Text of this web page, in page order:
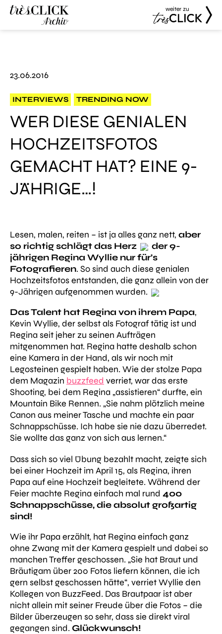
weiter zu
23.06.2016
INTERVIEWS TRENDING NOW
WER DIESE GENIALEN
HOCHZEITSFOTOS
GEMACHT HAT? EINE 9-
JÄHRIGE…!
Lesen, malen, reiten – ist ja alles ganz nett, aber
so richtig schlägt das Herz
der 9-
jährigen Regina Wyllie nur für’s
Fotografieren. So sind auch diese genialen
Hochzeitsfotos entstanden, die ganz allein von der
9-Jährigen aufgenommen wurden.
Das Talent hat Regina von ihrem Papa,
Kevin Wyllie, der selbst als Fotograf tätig ist und
Regina seit jeher zu seinen Aufträgen
mitgenommen hat. Regina hatte deshalb schon
eine Kamera in der Hand, als wir noch mit
Legosteinen gespielt haben. Wie der stolze Papa
dem Magazin buzzfeed verriet, war das erste
Shooting, bei dem Regina „assistieren“ durfte, ein
Mountain Bike Rennen. „Sie nahm plötzlich meine
Canon aus meiner Tasche und machte ein paar
Schnappschüsse. Ich habe sie nie dazu überredet.
Sie wollte das ganz von sich aus lernen.“
Dass sich so viel Übung bezahlt macht, zeigte sich
bei einer Hochzeit im April 15, als Regina, ihren
Papa auf eine Hochzeit begleitete. Während der
Feier machte Regina einfach mal rund 400
Schnappschüsse, die absolut großartig
sind!
Wie ihr Papa erzählt, hat Regina einfach ganz
ohne Zwang mit der Kamera gespielt und dabei so
manchen Treffer geschossen. „Sie hat Braut und
Bräutigam über 200 Fotos liefern können, die ich
gern selbst geschossen hätte“, verriet Wyllie den
Kollegen von BuzzFeed. Das Brautpaar ist aber
nicht allein mit seiner Freude über die Fotos – die
Bilder überzeugen so sehr, dass sie direkt viral
gegangen sind. Glückwunsch!